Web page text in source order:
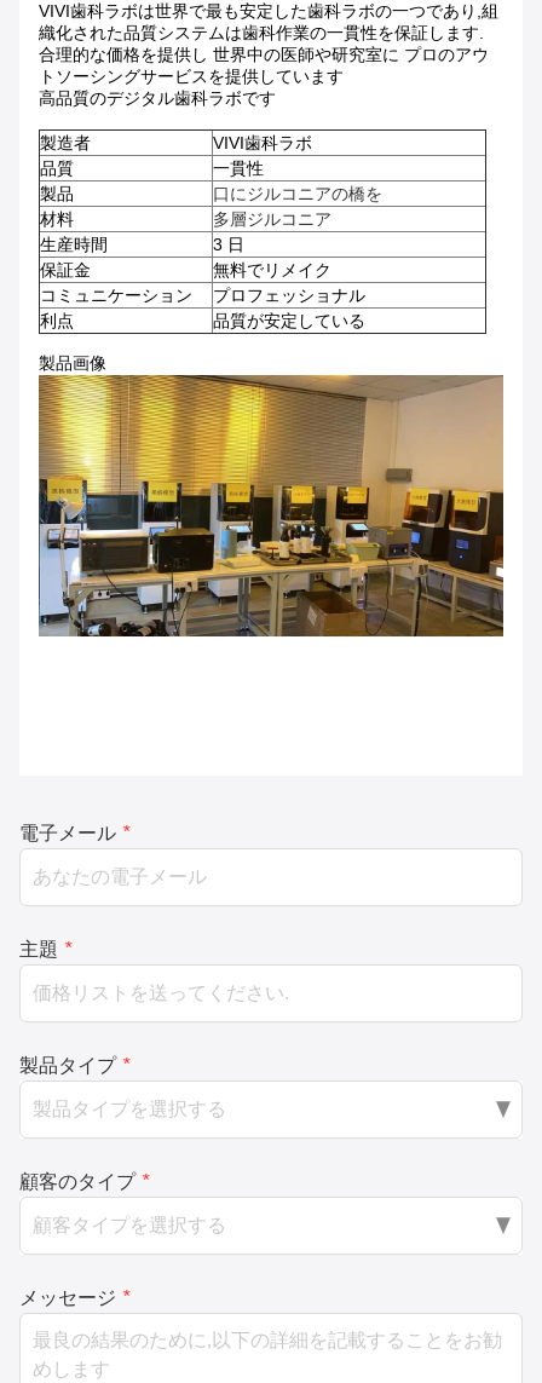
VIVI歯科ラボは世界で最も安定した歯科ラボの一つであり,組
織化された品質システムは歯科作業の一貫性を保証します.
合理的な価格を提供し 世界中の医師や研究室に プロのアウ
トソーシングサービスを提供しています
高品質のデジタル歯科ラボです
製造者
VIVI歯科ラボ
品質
一貫性
製品
口にジルコニアの橋を
材料
多層ジルコニア
生産時間
3 日
保証金
無料でリメイク
コミュニケーション
プロフェッショナル
利点
品質が安定している
製品画像
電子メール *
主題 *
製品タイプ *
顧客のタイプ *
メッセージ *